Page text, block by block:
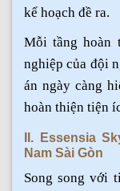
kế hoạch đề ra.
Mỗi tầng hoàn
nghiệp của đội
án ngày càng
hoàn thiện tiện
II. Essensia
Nam Sài Gòn
Song song với